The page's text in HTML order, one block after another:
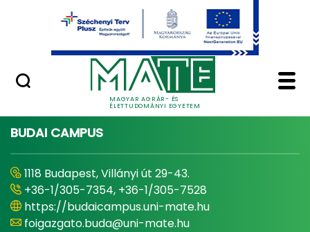
Ugrás a fő tartalomhoz
MAGYAR AGRÁR- ÉS
ÉLETTUDOMÁNYI EGYETEM
Minőségügy
Home - Magyar
BUDAI CAMPUS
1118 Budapest, Villányi út 29-43.
+36-1/305-7354, +36-1/305-7528
https://budaicampus.uni-mate.hu
foigazgato.buda@uni-mate.hu